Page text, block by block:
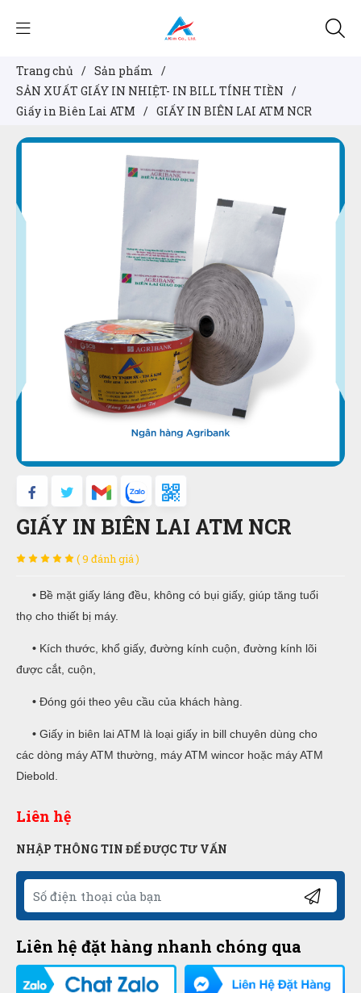
Trang chủ / Sản phẩm /
SẢN XUẤT GIẤY IN NHIỆT- IN BILL TÍNH TIỀN /
Giấy in Biên Lai ATM / GIẤY IN BIÊN LAI ATM NCR
GIẤY IN BIÊN LAI ATM NCR
( 9 đánh giá )
• Bề mặt giấy láng đều, không có bụi giấy, giúp tăng tuổi
thọ cho thiết bị máy.
• Kích thước, khổ giấy, đường kính cuộn, đường kính lõi
được cắt, cuộn,
• Đóng gói theo yêu cầu của khách hàng.
• Giấy in biên lai ATM là loại giấy in bill chuyên dùng cho
các dòng máy ATM thường, máy ATM wincor hoặc máy ATM
Diebold.
Liên hệ
NHẬP THÔNG TIN ĐỂ ĐƯỢC TƯ VẤN
Liên hệ đặt hàng nhanh chóng qua